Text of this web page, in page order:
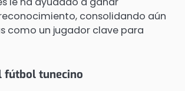
consolidando aún
como un jugador clave para
fútbol tunecino